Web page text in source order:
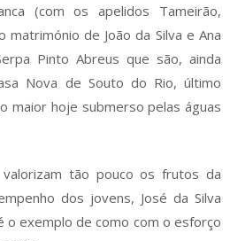
(com os apelidos Tameirão,
matrimónio de João da Silva e Ana
Pinto Abreus que são, ainda
Nova de Souto do Rio, último
maior hoje submerso pelas águas
tão pouco os frutos da
dos jovens, José da Silva
o exemplo de como com o esforço